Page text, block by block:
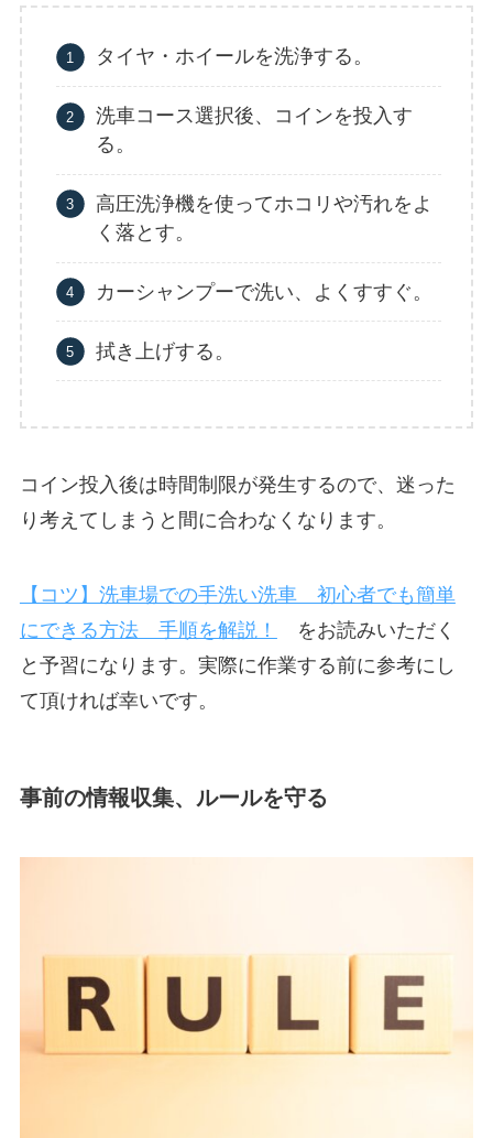
タイヤ・ホイールを洗浄する。
洗車コース選択後、コインを投入す
る。
高圧洗浄機を使ってホコリや汚れをよ
く落とす。
カーシャンプーで洗い、よくすすぐ。
拭き上げする。
コイン投入後は時間制限が発生するので、迷った
り考えてしまうと間に合わなくなります。
【コツ】洗車場での手洗い洗車 初心者でも簡単
にできる方法 手順を解説！
をお読みいただく
と予習になります。実際に作業する前に参考にし
て頂ければ幸いです。
事前の情報収集、ルールを守る